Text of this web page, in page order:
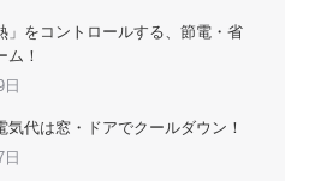
」をコントロールする、節電・省
ム！
日
気代は窓・ドアでクールダウン！
日